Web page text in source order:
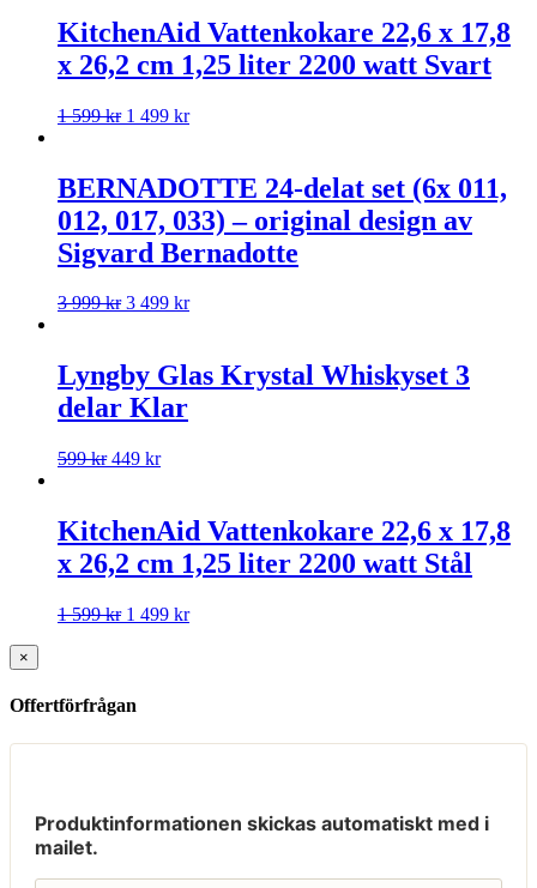
KitchenAid Vattenkokare 22,6 x 17,8
x 26,2 cm 1,25 liter 2200 watt Svart
1 599kr 1 499 kr
BERNADOTTE 24-delat set (6x 011,
012, 017, 033) – original design av
Sigvard Bernadotte
3 999kr 3 499 kr
Lyngby Glas Krystal Whiskyset 3
delar Klar
599kr 449 kr
KitchenAid Vattenkokare 22,6 x 17,8
x 26,2 cm 1,25 liter 2200 watt Stål
1 599kr 1 499 kr
×
Offertförfrågan
Produktinformationen skickas automatiskt med i
mailet.